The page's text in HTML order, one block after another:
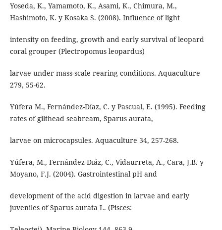
Yoseda, K., Yamamoto, K., Asami, K., Chimura, M.,
Hashimoto, K. y Kosaka S. (2008). Influence of light
intensity on feeding, growth and early survival of leopard
coral grouper (Plectropomus leopardus)
larvae under mass-scale rearing conditions. Aquaculture
279, 55-62.
Yúfera M., Fernández-Díaz, C. y Pascual, E. (1995). Feeding
rates of gilthead seabream, Sparus aurata,
larvae on microcapsules. Aquaculture 34, 257-268.
Yúfera, M., Fernández-Dıáz, C., Vidaurreta, A., Cara, J.B. y
Moyano, F.J. (2004). Gastrointestinal pH and
development of the acid digestion in larvae and early
juveniles of Sparus aurata L. (Pisces: